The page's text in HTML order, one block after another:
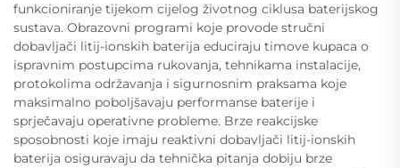
funkcioniranje tijekom cijelog životnog ciklusa baterijskog
sustava. Obrazovni programi koje provode stručni
dobavljači litij-ionskih baterija educiraju timove kupaca o
ispravnim postupcima rukovanja, tehnikama instalacije,
protokolima održavanja i sigurnosnim praksama koje
maksimalno poboljšavaju performanse baterije i
sprječavaju operativne probleme. Brze reakcijske
sposobnosti koje imaju reaktivni dobavljači litij-ionskih
baterija osiguravaju da tehnička pitanja dobiju brze